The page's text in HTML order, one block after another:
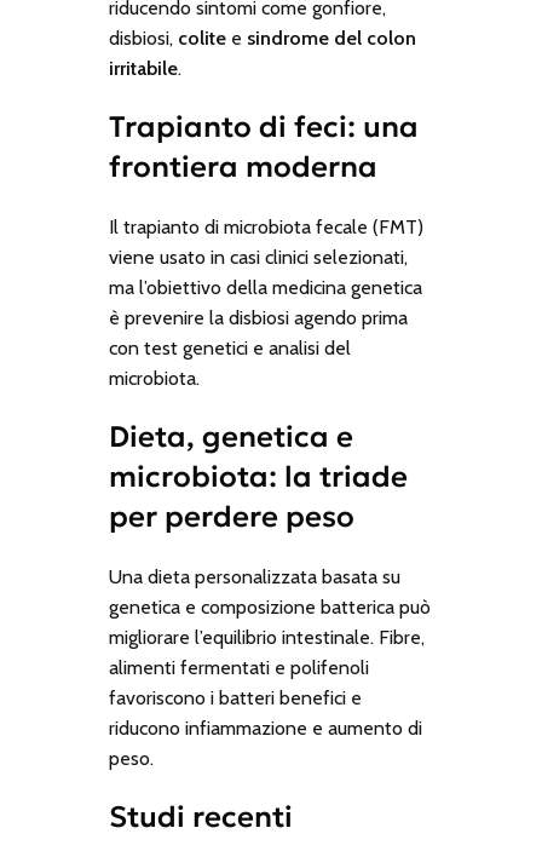
riducendo sintomi come gonfiore,
disbiosi, colitee sindrome del colon
irritabile.
Trapianto di feci: una
frontiera moderna
Il trapianto di microbiota fecale (FMT)
viene usato in casi clinici selezionati,
ma l’obiettivo della medicina genetica
è prevenire la disbiosi agendo prima
con test genetici e analisi del
microbiota.
Dieta, genetica e
microbiota: la triade
per perdere peso
Una dieta personalizzata basata su
genetica e composizione batterica può
migliorare l’equilibrio intestinale. Fibre,
alimenti fermentati e polifenoli
favoriscono i batteri benefici e
riducono infiammazione e aumento di
peso.
Studi recenti